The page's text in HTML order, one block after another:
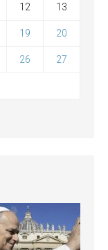
12 13
19 20
26 27